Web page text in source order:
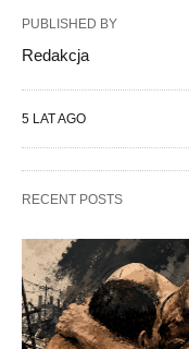
PUBLISHED BY
Redakcja
5 LAT AGO
RECENT POSTS